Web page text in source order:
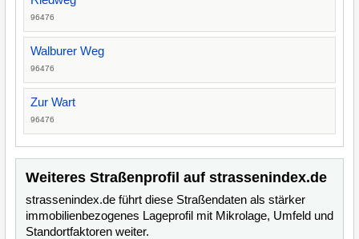
96476
Walburer Weg
96476
Zur Wart
96476
Weiteres Straßenprofil auf strassenindex.de
strassenindex.de führt diese Straßendaten als stärker
immobilienbezogenes Lageprofil mit Mikrolage, Umfeld und
Standortfaktoren weiter.